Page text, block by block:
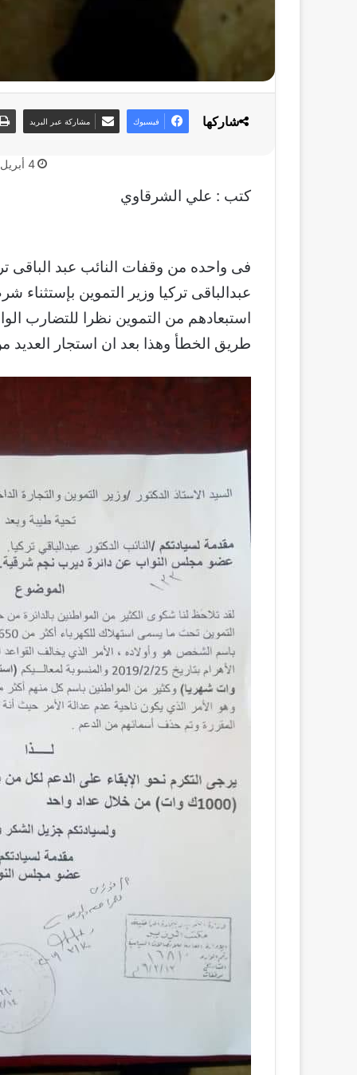
4 أبريل، 2019
كتب : علي الشرقاوي
فى واحده من وقفات النائب عبد الباقى
استبعادهم من التموين نظرا للتضارب
طريق الخطأ وهذا بعد ان استجار العديد
شاركها فيسبوك مشاركة عبر البريد